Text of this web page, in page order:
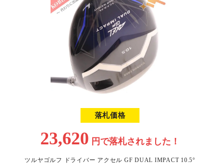
落札価格
23,620 円で落札されました！
ツルヤゴルフ ドライバー アクセル GF DUAL IMPACT 10.5°